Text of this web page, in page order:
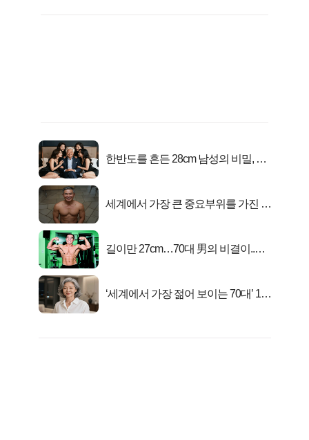
한반도를 흔든 28cm 남성의 비밀, 매
세계에서 가장 큰 중요부위를 가진 남
길이만 27cm…70대 男의 비결이..충
‘세계에서 가장 젊어 보이는 70대’ 1위